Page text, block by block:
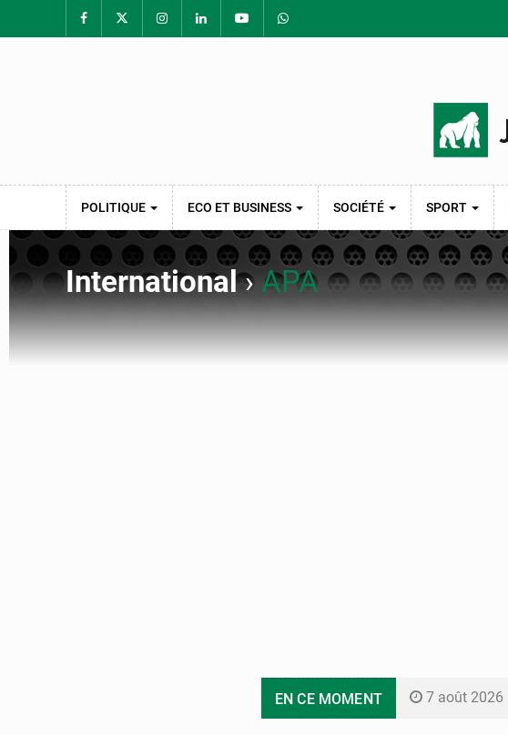
POLITIQUE ECO ET BUSINESS SOCIÉTÉ SPORT
International›APA
EN CE MOMENT 7 août 2026